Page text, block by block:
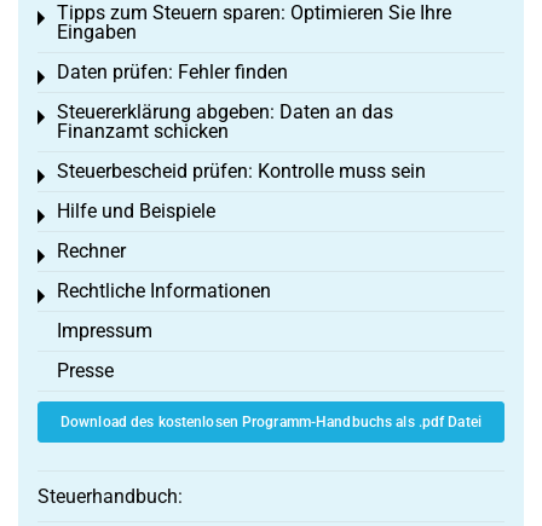
Tipps zum Steuern sparen: Optimieren Sie Ihre
Eingaben
Toggle menu
Daten prüfen: Fehler finden
Toggle menu
Steuererklärung abgeben: Daten an das
Finanzamt schicken
Toggle menu
Steuerbescheid prüfen: Kontrolle muss sein
Toggle menu
Hilfe und Beispiele
Toggle menu
Rechner
Toggle menu
Rechtliche Informationen
Toggle menu
Impressum
Presse
Download des kostenlosen Programm-Handbuchs als .pdf Datei
Steuerhandbuch: